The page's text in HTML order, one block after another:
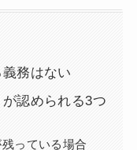
務はない
認められる3つ
っている場合